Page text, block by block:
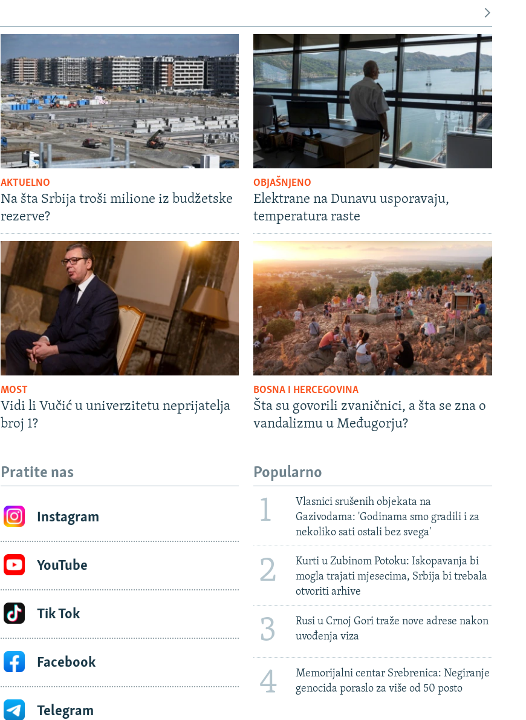
AKTUELNO
Na šta Srbija troši milione iz budžetske
rezerve?
OBJAŠNJENO
Elektrane na Dunavu usporavaju,
temperatura raste
MOST
Vidi li Vučić u univerzitetu neprijatelja
broj 1?
BOSNA I HERCEGOVINA
Šta su govorili zvaničnici, a šta se zna o
vandalizmu u Međugorju?
Pratite nas
Instagram
YouTube
Tik Tok
Facebook
Telegram
Popularno
1
Vlasnici srušenih objekata na
Gazivodama: 'Godinama smo gradili i za
nekoliko sati ostali bez svega'
2
Kurti u Zubinom Potoku: Iskopavanja bi
mogla trajati mjesecima, Srbija bi trebala
otvoriti arhive
3
Rusi u Crnoj Gori traže nove adrese nakon
uvođenja viza
4
Memorijalni centar Srebrenica: Negiranje
genocida poraslo za više od 50 posto